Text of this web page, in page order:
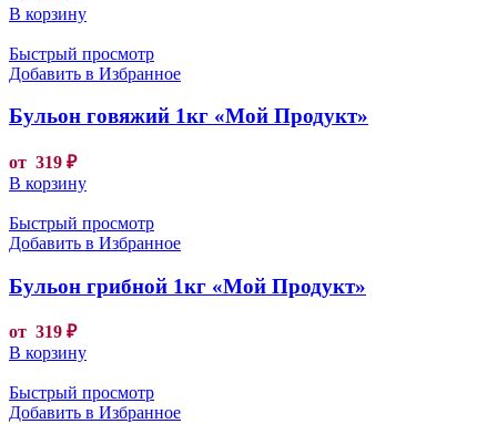
В корзину
Быстрый просмотр
Добавить в Избранное
Бульон говяжий 1кг «Мой Продукт»
от 319 ₽
В корзину
Быстрый просмотр
Добавить в Избранное
Бульон грибной 1кг «Мой Продукт»
от 319 ₽
В корзину
Быстрый просмотр
Добавить в Избранное